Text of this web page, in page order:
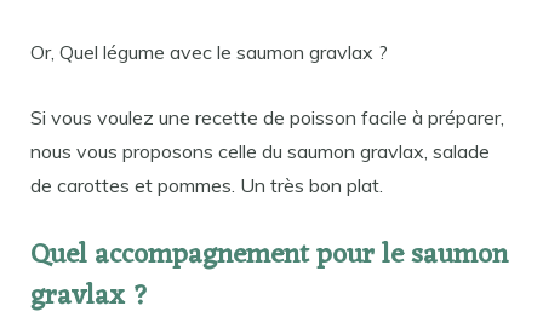
Or, Quel légume avec le saumon gravlax ?
Si vous voulez une recette de poisson facile à préparer,
nous vous proposons celle du saumon gravlax, salade
de carottes et pommes. Un très bon plat.
Quel accompagnement pour le saumon
gravlax ?